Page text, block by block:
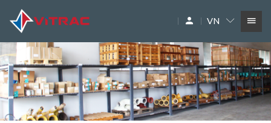
SIÊU THỊ MÁY XÂY DỰNG
THƯƠNG HIỆU
DỊCH VỤ
PHỤ TÙNG
VN